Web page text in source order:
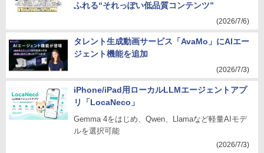
ふれる“それっぽい低品質コンテンツ”
(2026/7/6)
タレント生成動画サービス「AvaMo」にAIエー
ジェント機能を追加
(2026/7/3)
iPhone/iPad用ローカルLLMエージェントアプ
リ「LocaNeco」
Gemma 4をはじめ、Qwen、Llamaなど軽量AIモデ
ルを選択可能
(2026/7/3)